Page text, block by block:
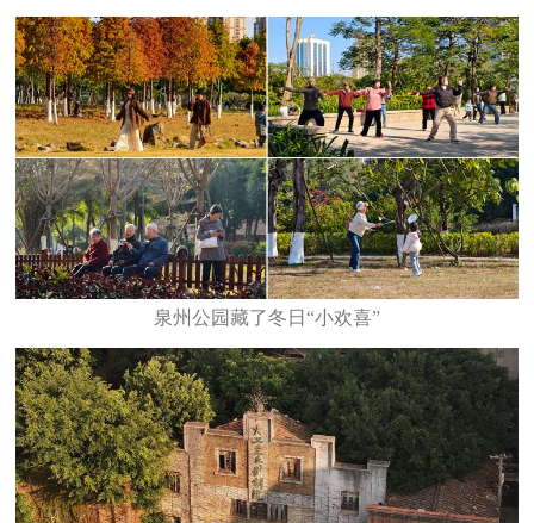
泉州公园藏了冬日“小欢喜”